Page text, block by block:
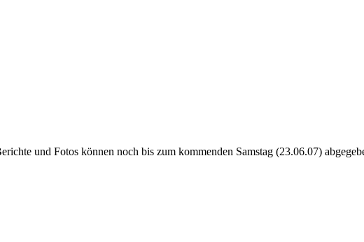
und Fotos können noch bis zum kommenden Samstag (23.06.07)